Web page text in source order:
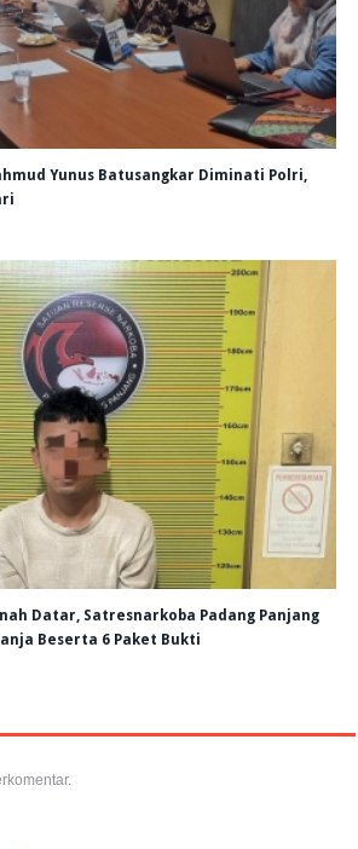
Yunus Batusangkar Diminati Polri,
Datar, Satresnarkoba Padang Panjang
Beserta 6 Paket Bukti